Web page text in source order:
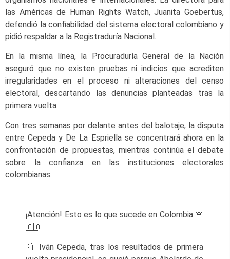
las Américas de Human Rights Watch, Juanita Goebertus,
defendió la confiabilidad del sistema electoral colombiano y
pidió respaldar a la Registraduría Nacional.
En la misma línea, la Procuraduría General de la Nación
aseguró que no existen pruebas ni indicios que acrediten
irregularidades en el proceso ni alteraciones del censo
electoral, descartando las denuncias planteadas tras la
primera vuelta.
Con tres semanas por delante antes del balotaje, la disputa
entre Cepeda y De La Espriella se concentrará ahora en la
confrontación de propuestas, mientras continúa el debate
sobre la confianza en las instituciones electorales
colombianas.
¡Atención! Esto es lo que sucede en Colombia 🚨
🇨🇴
📰 Iván Cepeda, tras los resultados de primera